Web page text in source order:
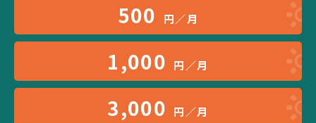
500 円／月
1,000 円／月
3,000 円／月